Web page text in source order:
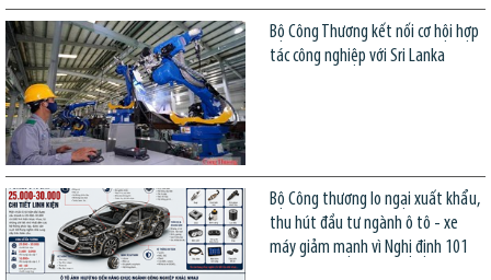
Bộ Công Thương kết nối cơ hội hợp
tác công nghiệp với Sri Lanka
Bộ Công thương lo ngại xuất khẩu,
thu hút đầu tư ngành ô tô - xe
máy giảm mạnh vì Nghị định 101